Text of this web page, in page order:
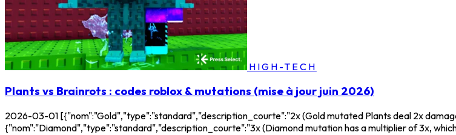
HIGH-TECH
Plants vs Brainrots : codes roblox & mutations (mise à jour juin 2026)
2026-03-01 [{"nom":"Gold","type":"standard","description_courte":"2x (Gold mutated Plants deal 2x
{"nom":"Diamond","type":"standard","description_courte":"3x (Diamond mutation has a multiplier of 3x,